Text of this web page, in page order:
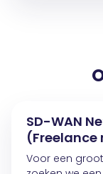
SD-WAN
Voor een